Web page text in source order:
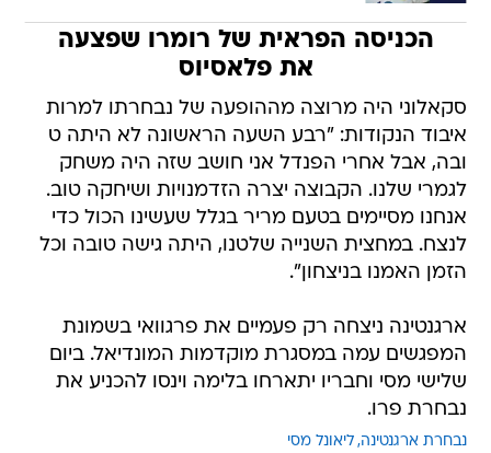
הכניסה הפראית של רומרו שפצעה
את פלאסיוס
סקאלוני היה מרוצה מההופעה של נבחרתו למרות
איבוד הנקודות: "רבע השעה הראשונה לא היתה ט
ובה, אבל אחרי הפנדל אני חושב שזה היה משחק
לגמרי שלנו. הקבוצה יצרה הזדמנויות ושיחקה טוב.
אנחנו מסיימים בטעם מריר בגלל שעשינו הכול כדי
לנצח. במחצית השנייה שלטנו, היתה גישה טובה וכל
הזמן האמנו בניצחון".
ארגנטינה ניצחה רק פעמיים את פרגוואי בשמונת
המפגשים עמה במסגרת מוקדמות המונדיאל. ביום
שלישי מסי וחבריו יתארחו בלימה וינסו להכניע את
נבחרת פרו.
נבחרת ארגנטינה ליאונל מסי